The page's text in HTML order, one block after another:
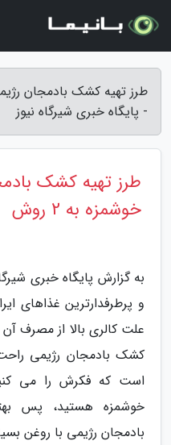
- پایگاه خبری شیرگاه نیوز
طرز تهیه کشک
خوشمزه به 2 روش
به گزارش پایگاه خبری
و پرطرفدارترین غذاهای
علت کالری بالا از مصرف
کشک بادمجان رژیمی
است که فکرش را می
خوشمزه هستید، پس
بادمجان رژیمی با روغن